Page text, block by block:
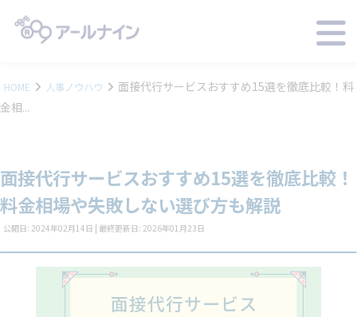
HOME 人事ノウハウ
面接代行サービスおすすめ15選を徹底比較！料
金相...
面接代行サービスおすすめ15選を徹底比較！
料金相場や失敗しない選び方も解説
公開日: 2024年02月14日 | 最終更新日: 2026年01月23日